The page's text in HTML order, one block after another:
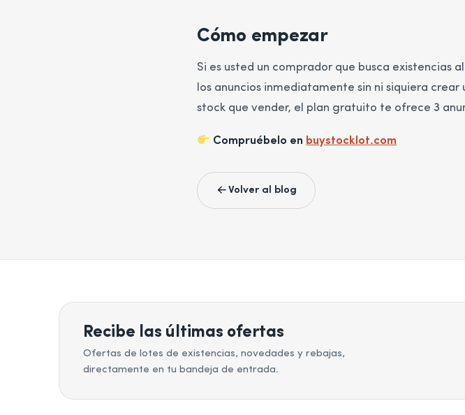
Cómo empezar
Si es usted un comprador que busca existencias
los anuncios inmediatamente sin ni siquiera
stock que vender, el plan gratuito te ofrece 3
Compruébelo en buystocklot.com
Volver al blog
Recibe las últimas ofertas
Ofertas de lotes de existencias, novedades y rebajas,
directamente en tu bandeja de entrada.